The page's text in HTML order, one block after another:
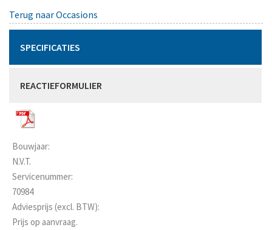
Terug naar Occasions
SPECIFICATIES
REACTIEFORMULIER
Bouwjaar:
N.V.T.
Servicenummer:
70984
Adviesprijs (excl. BTW):
Prijs op aanvraag.